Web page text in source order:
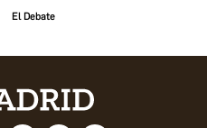
El Debate